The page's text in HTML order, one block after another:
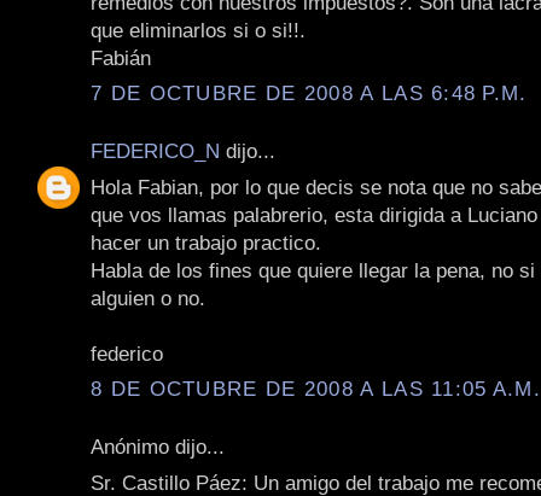
que eliminarlos si o si!!.
Fabián
7 DE OCTUBRE DE 2008 A LAS 6:48 P.M.
FEDERICO_N dijo...
Hola Fabian, por lo que decis se nota que no
que vos llamas palabrerio, esta dirigida a
hacer un trabajo practico.
Habla de los fines que quiere llegar la pena, no
alguien o no.
federico
8 DE OCTUBRE DE 2008 A LAS 11:05 A.M.
Anónimo dijo...
Sr. Castillo Páez: Un amigo del trabajo me